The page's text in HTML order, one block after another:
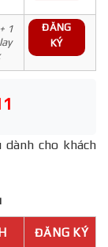
1
ĐĂNG
KÝ
cho khách
ĐĂNG KÝ